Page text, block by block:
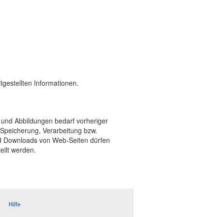
Informationen.
Abbildungen bedarf vorheriger
Verarbeitung bzw.
von Web-Seiten dürfen
werden.
Hilfe